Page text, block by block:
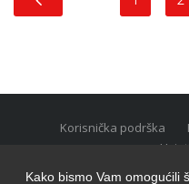
Kako bismo Vam omogućili
Korisnička podrška